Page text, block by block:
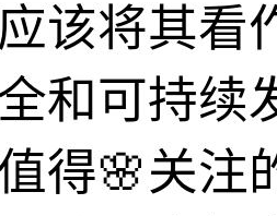
该将其看
和可持续
得🌸关注